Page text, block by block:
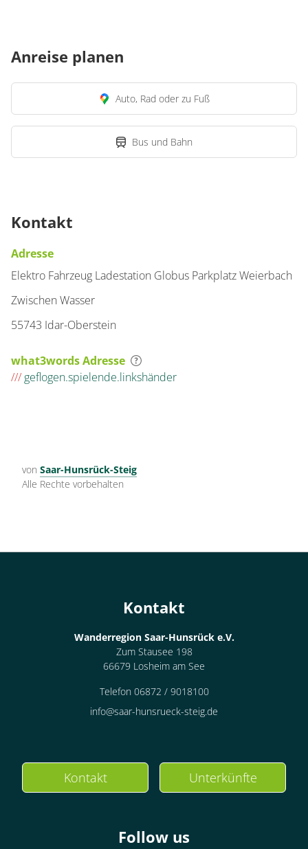
Anreise planen
Auto, Rad oder zu Fuß
Bus und Bahn
Kontakt
Adresse
Elektro Fahrzeug Ladestation Globus Parkplatz Weierbach
Zwischen Wasser
55743 Idar-Oberstein
what3words Adresse
/// geflogen.spielende.linkshänder
von Saar-Hunsrück-Steig
Alle Rechte vorbehalten
Kontakt
Wanderregion Saar-Hunsrück e.V.
Zum Stausee 198
66679 Losheim am See
Telefon 06872 / 9018100
info@saar-hunsrueck-steig.de
Kontakt Unterkünfte
Follow us